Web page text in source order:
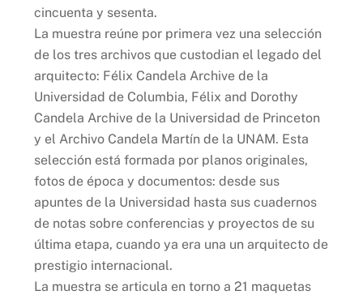
cincuenta y sesenta.
La muestra reúne por primera vez una selección
de los tres archivos que custodian el legado del
arquitecto: Félix Candela Archive de la
Universidad de Columbia, Félix and Dorothy
Candela Archive de la Universidad de Princeton
y el Archivo Candela Martín de la UNAM. Esta
selección está formada por planos originales,
fotos de época y documentos: desde sus
apuntes de la Universidad hasta sus cuadernos
de notas sobre conferencias y proyectos de su
última etapa, cuando ya era una un arquitecto de
prestigio internacional.
La muestra se articula en torno a 21 maquetas